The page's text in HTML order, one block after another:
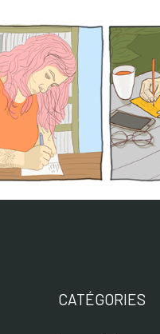
CATÉGORIES